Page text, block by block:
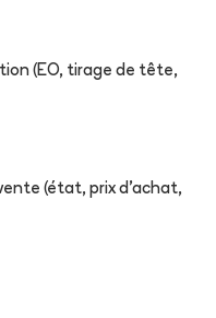
(EO, tirage de tête,
(état, prix d'achat,